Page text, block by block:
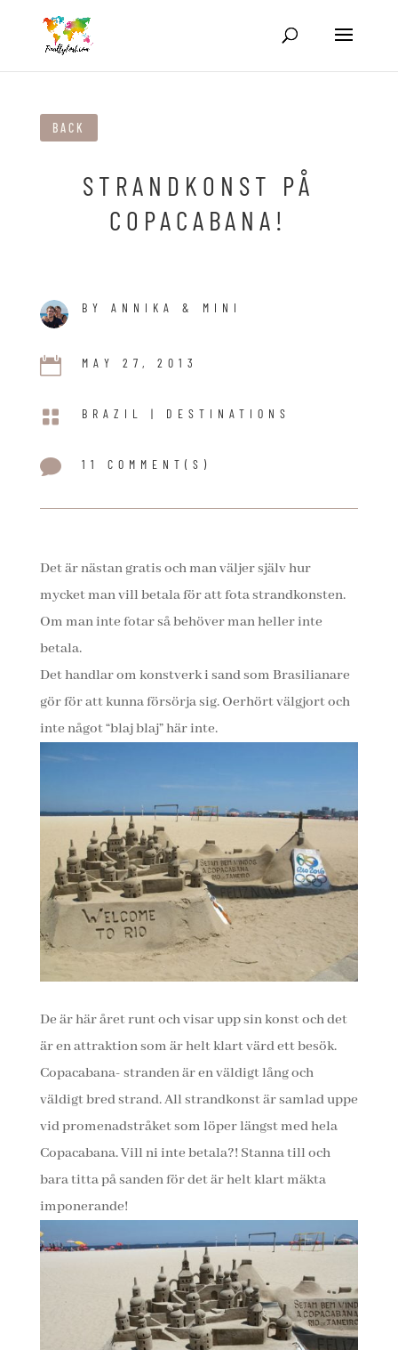
BACK
STRANDKONST PÅ
COPACABANA!
BY ANNIKA & MINI
 MAY 27, 2013
 BRAZIL | DESTINATIONS
 11 COMMENT(S)
Det är nästan gratis och man väljer själv hur
mycket man vill betala för att fota strandkonsten.
Om man inte fotar så behöver man heller inte
betala.
Det handlar om konstverk i sand som Brasilianare
gör för att kunna försörja sig. Oerhört välgjort och
inte något “blaj blaj” här inte.
De är här året runt och visar upp sin konst och det
är en attraktion som är helt klart värd ett besök.
Copacabana- stranden är en väldigt lång och
väldigt bred strand. All strandkonst är samlad uppe
vid promenadstråket som löper längst med hela
Copacabana. Vill ni inte betala?! Stanna till och
bara titta på sanden för det är helt klart mäkta
imponerande!